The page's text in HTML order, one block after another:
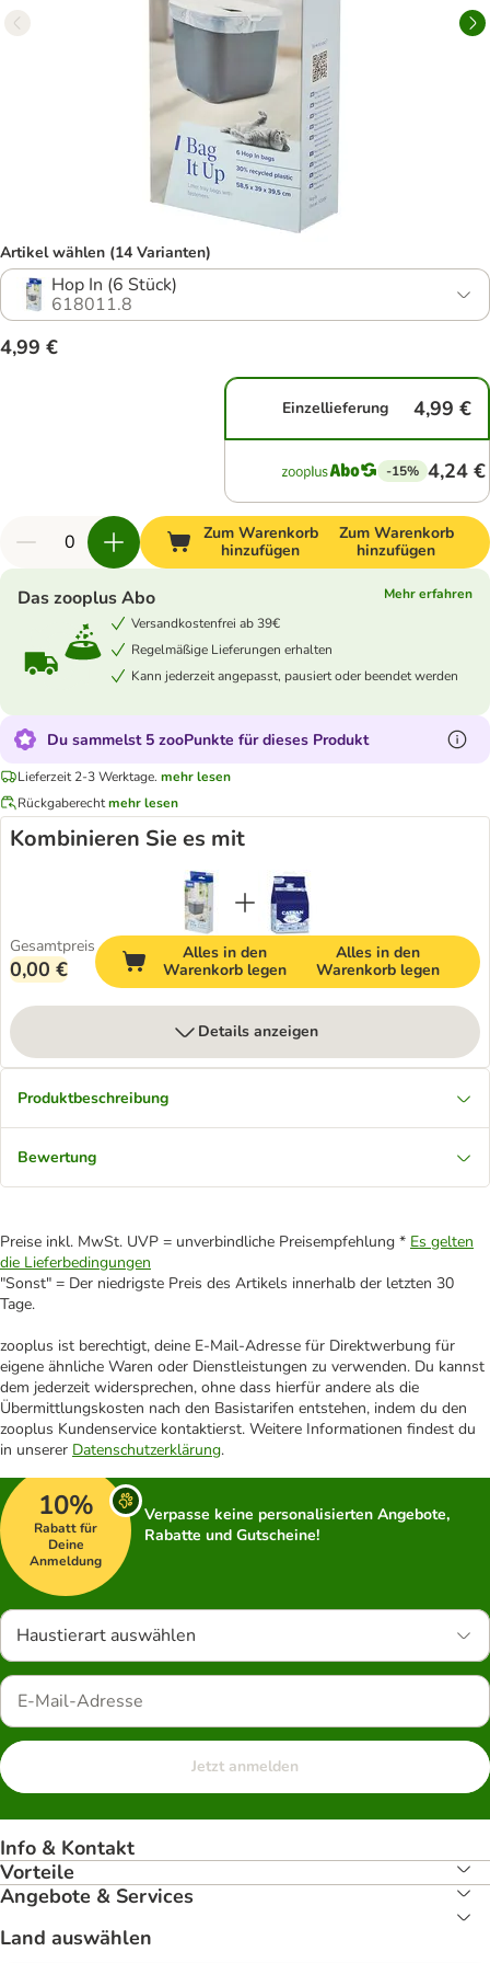
Artikel wählen (14 Varianten)
Hop In (6 Stück)
618011.8
4,99 €
Einzellieferung 4,99 €
-15% 4,24 €
Zum Warenkorb
hinzufügen
Zum Warenkorb
hinzufügen
Das zooplus Abo
Mehr erfahren
Versandkostenfrei ab 39€
Regelmäßige Lieferungen erhalten
Kann jederzeit angepasst, pausiert oder beendet werden
Du sammelst 5 zooPunkte für dieses Produkt
Lieferzeit 2-3 Werktage. mehr lesen
Rückgaberechtmehr lesen
Kombinieren Sie es mit
Gesamtpreis
0,00 €
Alles in den
Warenkorb legen
Alles in den
Warenkorb legen
Details anzeigen
Produktbeschreibung
Bewertung
Preise inkl. MwSt. UVP = unverbindliche Preisempfehlung * Es gelten
die Lieferbedingungen
"Sonst" = Der niedrigste Preis des Artikels innerhalb der letzten 30
Tage.
zooplus ist berechtigt, deine E-Mail-Adresse für Direktwerbung für
eigene ähnliche Waren oder Dienstleistungen zu verwenden. Du kannst
dem jederzeit widersprechen, ohne dass hierfür andere als die
Übermittlungskosten nach den Basistarifen entstehen, indem du den
zooplus Kundenservice kontaktierst. Weitere Informationen findest du
in unserer Datenschutzerklärung.
10%
Rabatt für
Deine
Anmeldung
Verpasse keine personalisierten Angebote,
Rabatte und Gutscheine!
Haustierart auswählen
Jetzt anmelden
Info & Kontakt
Vorteile
Angebote & Services
Land auswählen